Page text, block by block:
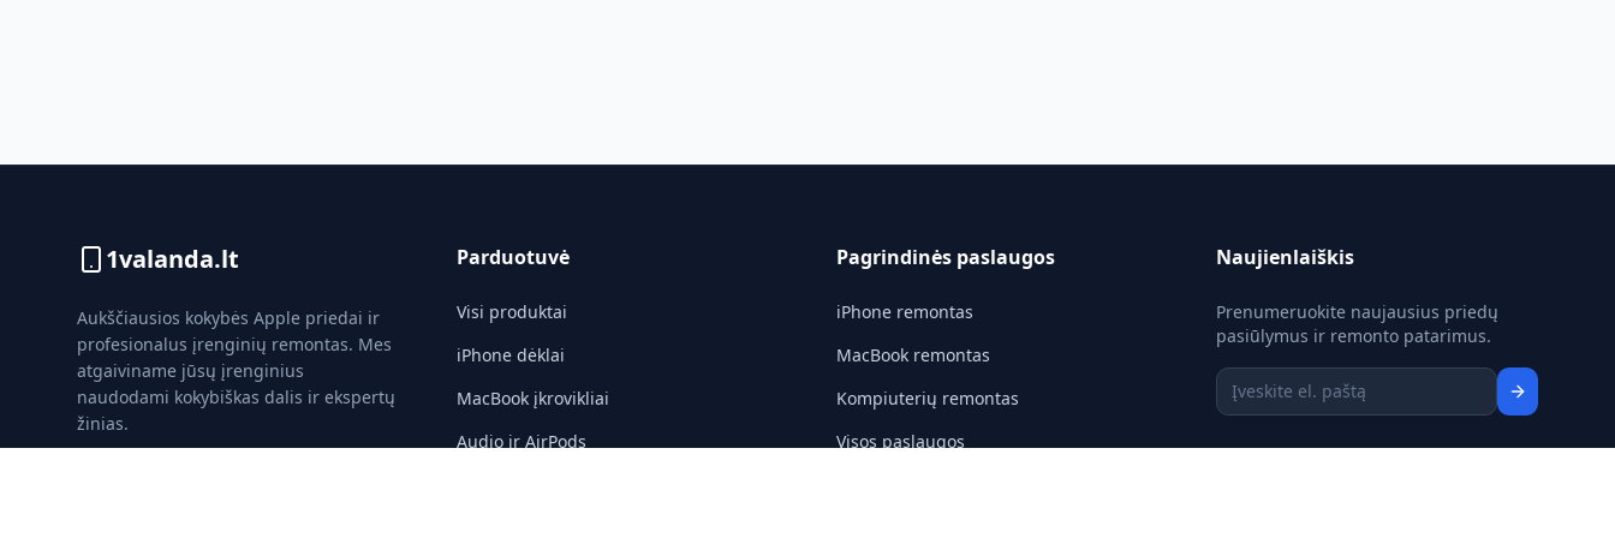
1valanda.lt
Aukščiausios kokybės Apple priedai ir
profesionalus įrenginių remontas. Mes
atgaiviname jūsų įrenginius
naudodami kokybiškas dalis ir ekspertų
žinias.
Parduotuvė
Visi produktai
iPhone dėklai
MacBook įkrovikliai
Audio ir AirPods
Pagrindinės paslaugos
iPhone remontas
MacBook remontas
Kompiuterių remontas
Visos paslaugos
Naujienlaiškis
Prenumeruokite naujausius priedų
pasiūlymus ir remonto patarimus.